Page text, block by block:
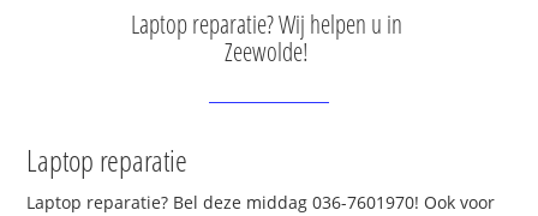
Laptop reparatie? Wij helpen u in
Zeewolde!
Laptop reparatie
Laptop reparatie? Bel deze middag 036-7601970! Ook voor